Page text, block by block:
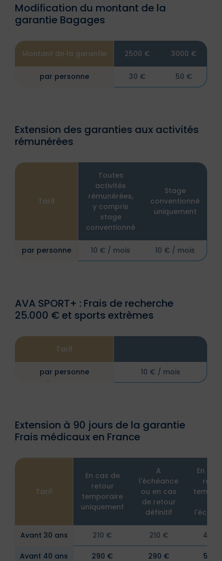
Modification du montant de la
garantie Bagages
Montant de la garantie 2500 € 3000 €
par personne 30 € 50 €
Extension des garanties aux activités
rémunérées
Tarif
Toutes
activités
rémunérées,
y compris
stage
conventionné
Stage
conventionné
uniquement
par personne 10 € / mois 10 € / mois
AVA SPORT+ : Frais de recherche
25.000 € et sports extrèmes
Tarif
par personne 10 € / mois
Extension à 90 jours de la garantie
Frais médicaux en France
Tarif
En cas de
retour
temporaire
uniquement
A
l'échéance
ou en cas
de retour
définitif
En
Avant 30 ans 210 € 210 € 420
Avant 40 ans 290 € 290 € 580